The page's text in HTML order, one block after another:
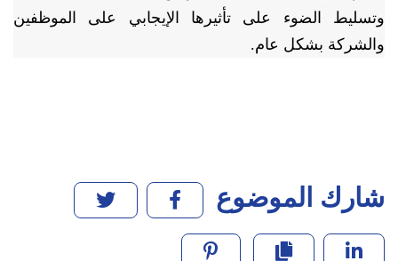
وتسليط الضوء على تأثيرها الإيجابي على الموظفين
والشركة بشكل عام.
شارك الموضوع